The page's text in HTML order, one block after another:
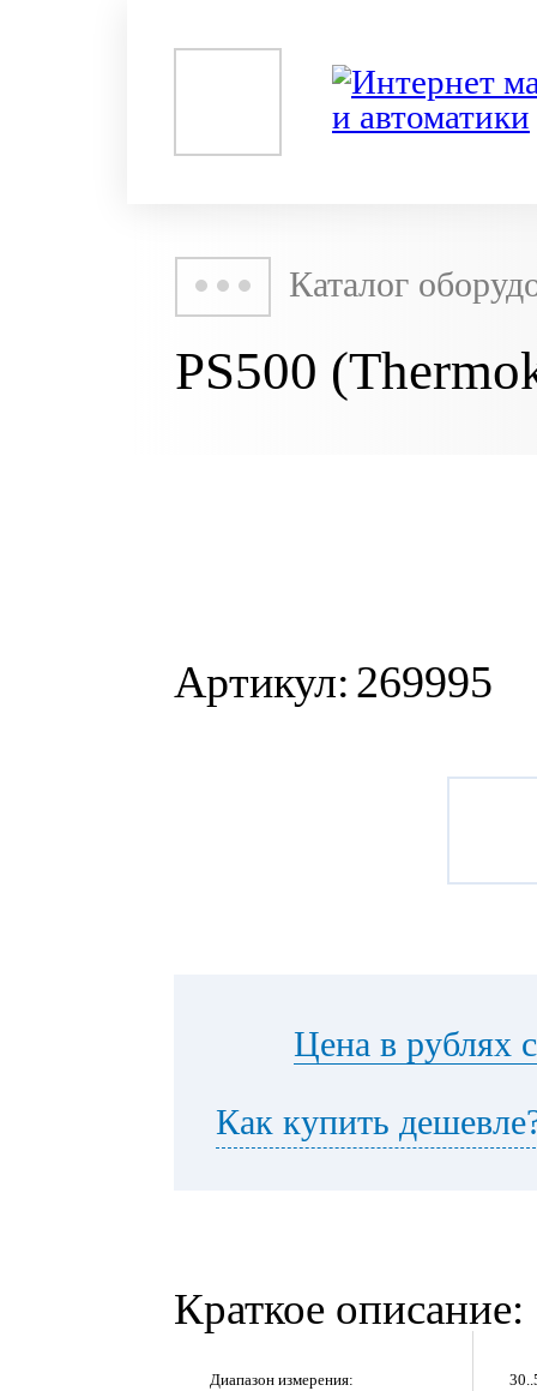
Каталог
PS500
Артикул: 269995
Цена в рублях
Как купить
Краткое описание:
Диапазон измерения: